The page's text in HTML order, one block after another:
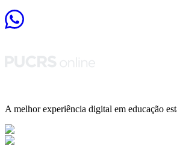
A melhor experiência digital em educação